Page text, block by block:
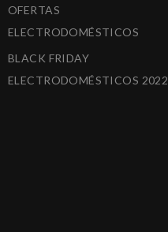
OFERTAS
ELECTRODOMÉSTICOS
BLACK FRIDAY
ELECTRODOMÉSTICOS 2022